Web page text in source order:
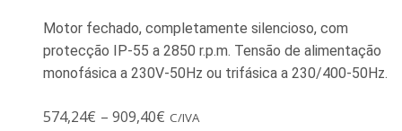
Motor fechado, completamente silencioso, com
protecção IP-55 a 2850 r.p.m. Tensão de alimentação
monofásica a 230V-50Hz ou trifásica a 230/400-50Hz.
574,24€ – 909,40€ C/IVA